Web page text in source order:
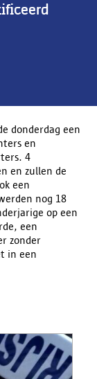
donderdag een
en
4
en zullen de
een
nog 18
op een
een
zonder
in een